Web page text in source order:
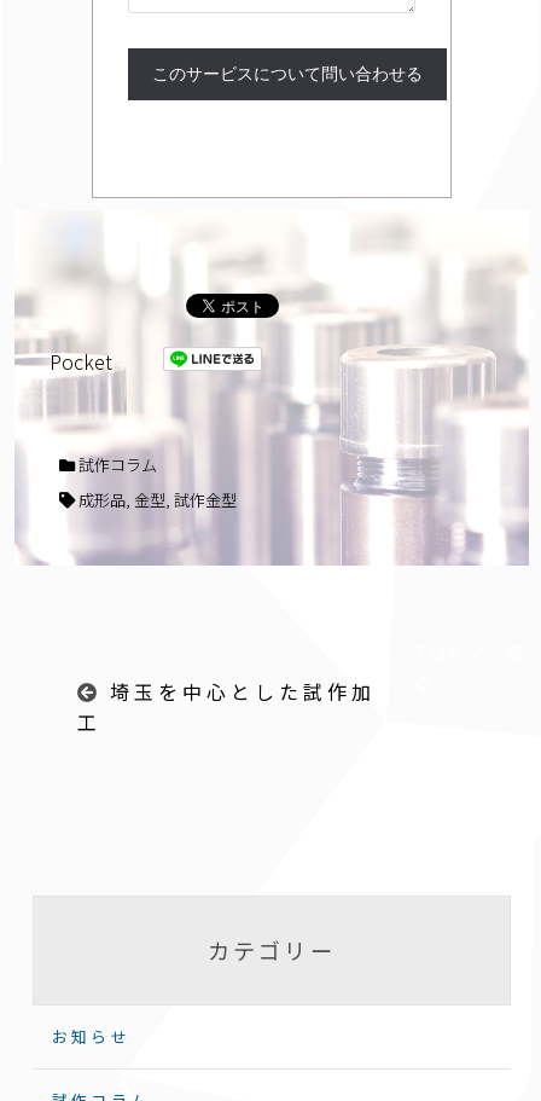
Pocket
試作コラム
成形品, 金型,試作金型
埼玉を中心とした試作加
工
カテゴリー
お知らせ